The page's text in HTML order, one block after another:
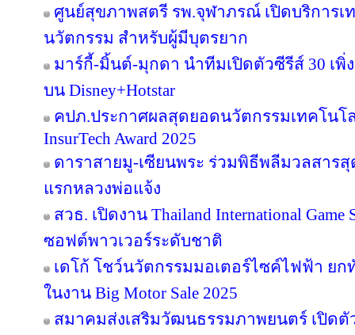
ศูนย์สุขภาพสตรี รพ.จุฬาภรณ์ เปิดบริการเ
นวัตกรรม สำหรับผู้มีบุตรยาก
มาร์กี้-มิ้นต์-มุกดา นำทีมเปิดตัวซีรีส์ 30 เพิ่
บน Disney+Hotstar
คปภ.ประกาศผลสุดยอดนวัตกรรมเทคโนโ
InsurTech Award 2025
ดาราสายมู-เซียนพระ ร่วมพิธีพลีมวลสาร
แรกหลวงพ่อแจ้ง
สวธ. เปิดงาน Thailand International Game
ซอฟต์พาวเวอร์ระดับชาติ
เดโก้ โชว์นวัตกรรมมอเตอร์ไซค์ไฟฟ้า ยก
ในงาน Big Motor Sale 2025
สมาคมส่งเสริมวัฒนธรรมภาพยนตร์ เปิดตั